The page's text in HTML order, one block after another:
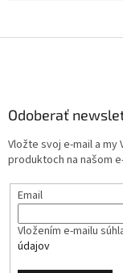
Odoberať
Vložte svoj e-mail a
produktoch na našom
Email
Vložením e-mailu
údajov